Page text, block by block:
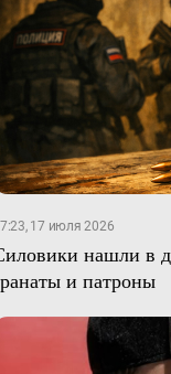
17 июля 2026
нашли в
и патроны